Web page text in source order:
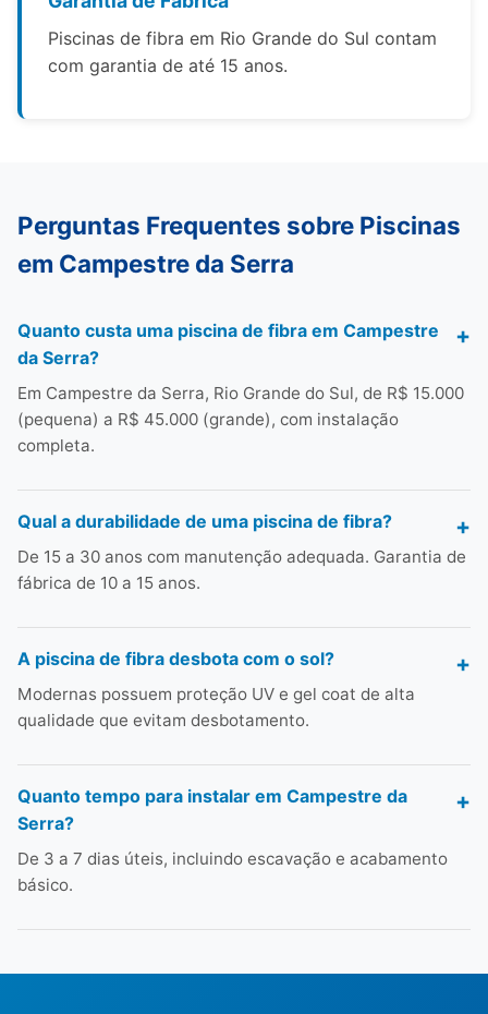
Piscinas de fibra em Rio Grande do Sul contam
com garantia de até 15 anos.
Perguntas Frequentes sobre Piscinas
em Campestre da Serra
Quanto custa uma piscina de fibra em Campestre
da Serra?
Em Campestre da Serra, Rio Grande do Sul, de R$ 15.000
(pequena) a R$ 45.000 (grande), com instalação
completa.
Qual a durabilidade de uma piscina de fibra?
De 15 a 30 anos com manutenção adequada. Garantia de
fábrica de 10 a 15 anos.
A piscina de fibra desbota com o sol?
Modernas possuem proteção UV e gel coat de alta
qualidade que evitam desbotamento.
Quanto tempo para instalar em Campestre da
Serra?
De 3 a 7 dias úteis, incluindo escavação e acabamento
básico.